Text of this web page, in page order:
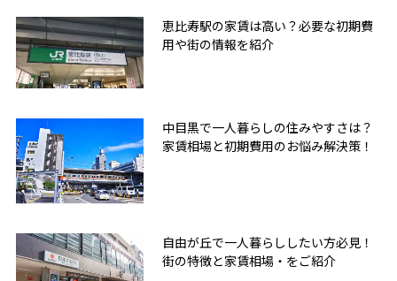
恵比寿駅の家賃は高い？必要な初期費
用や街の情報を紹介
中目黒で一人暮らしの住みやすさは？
家賃相場と初期費用のお悩み解決策！
自由が丘で一人暮らししたい方必見！
街の特徴と家賃相場・をご紹介